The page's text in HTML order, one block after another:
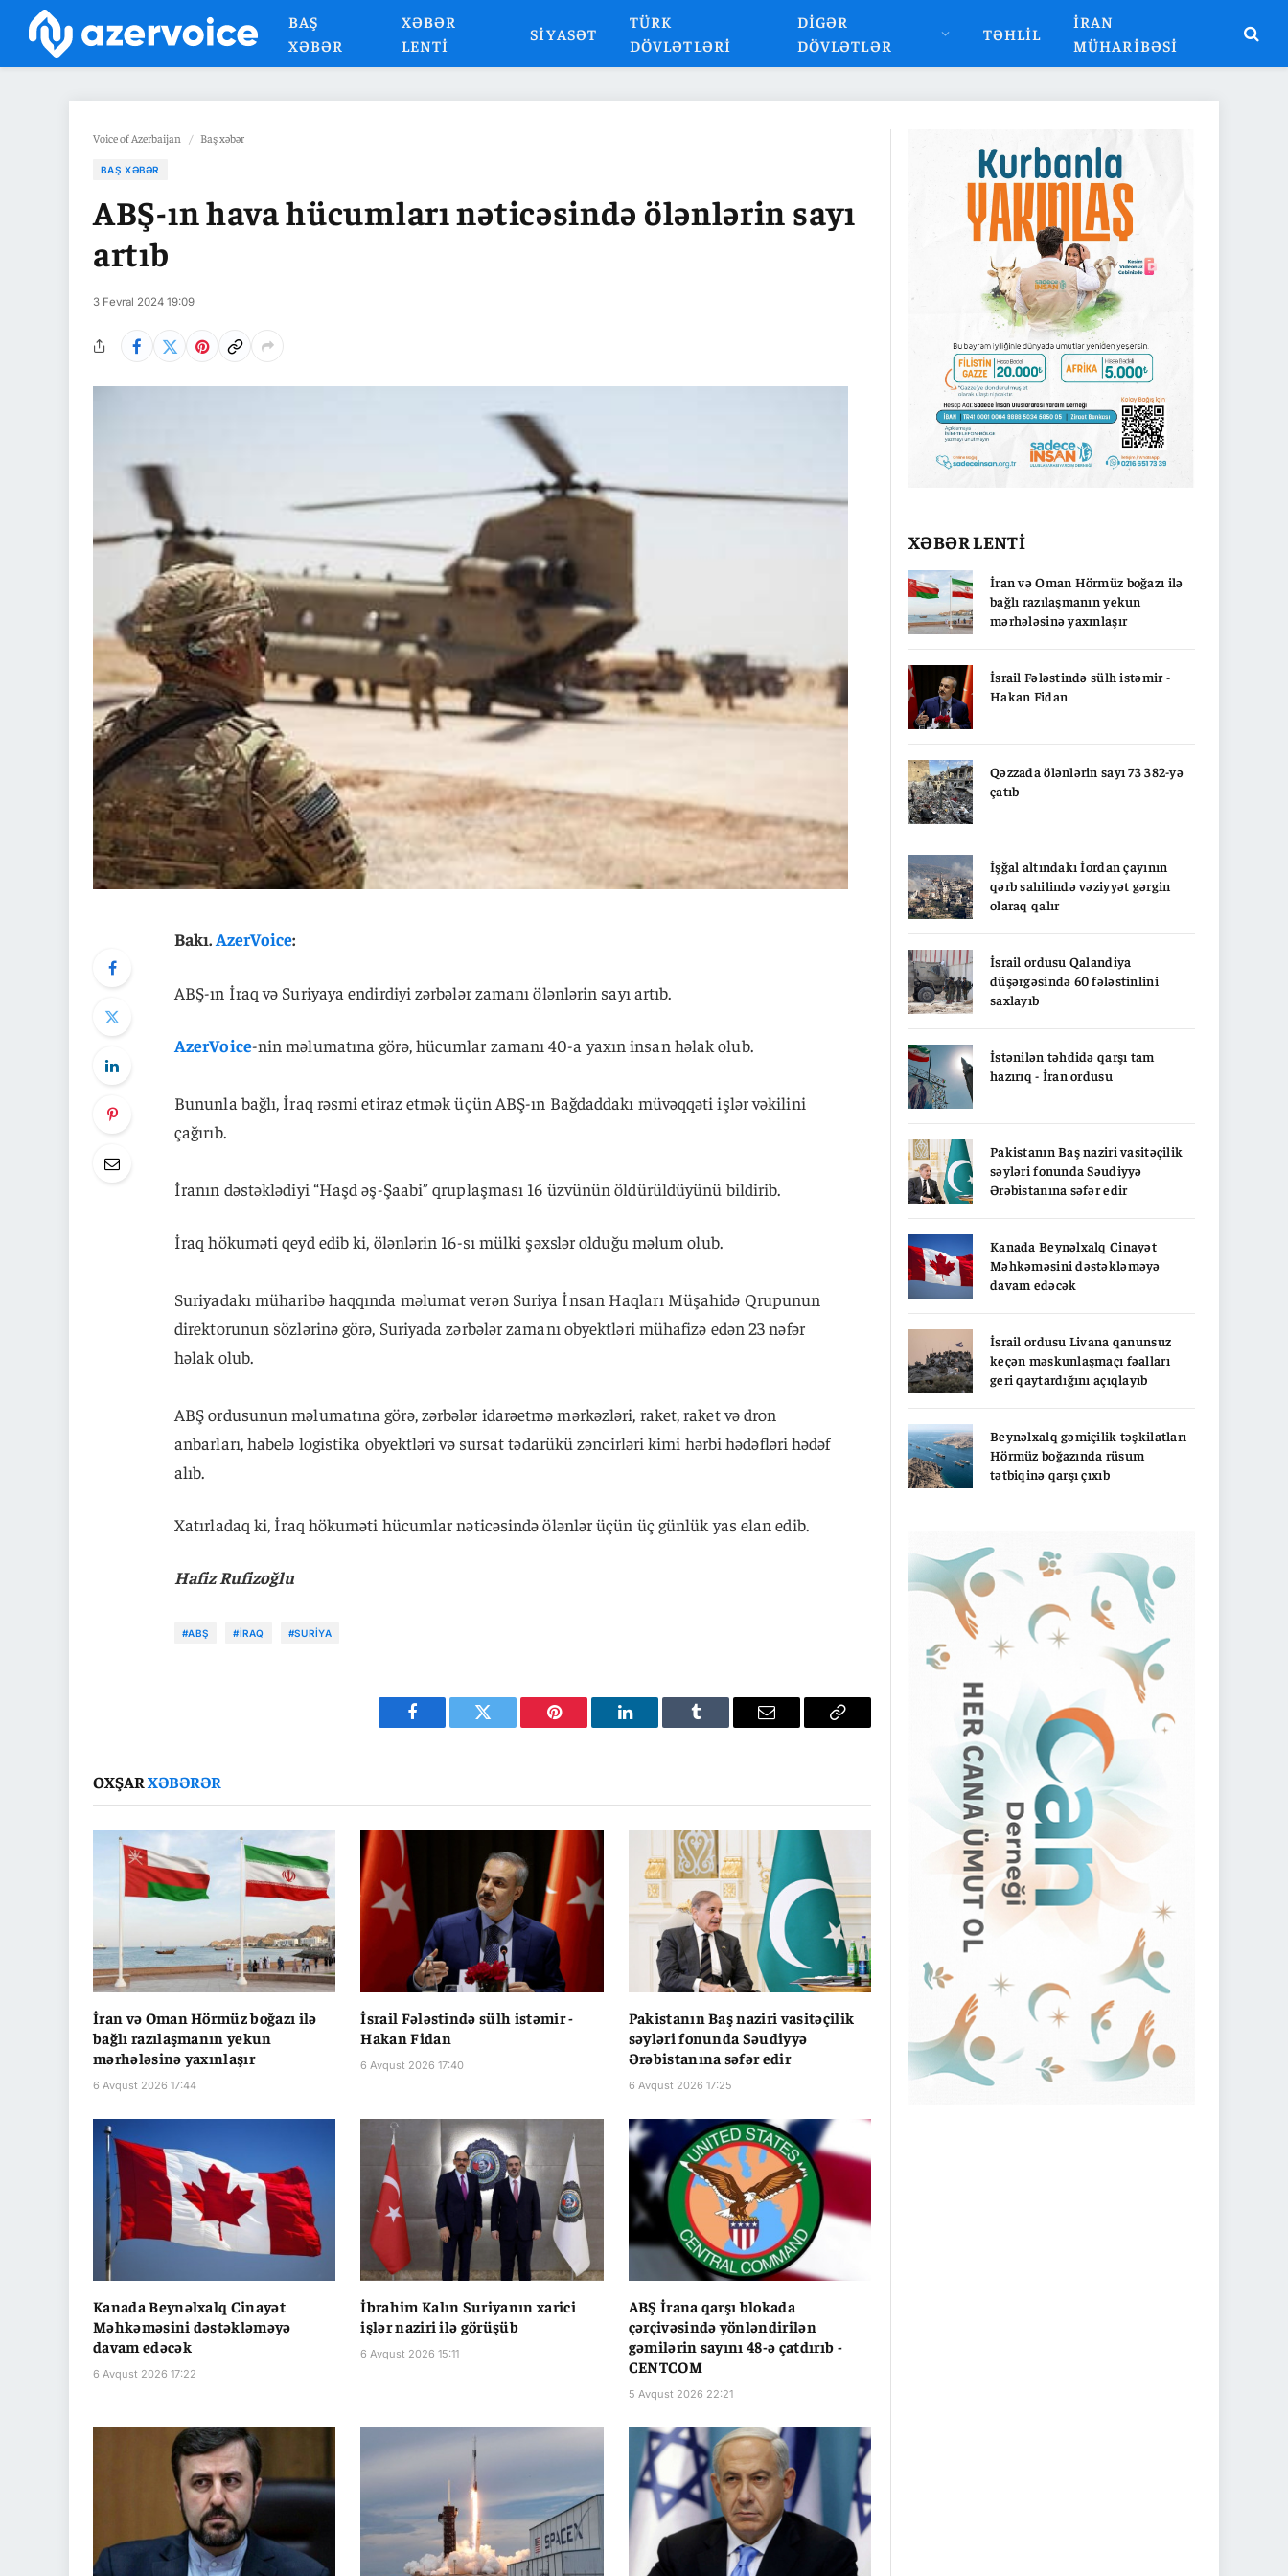
BAŞ
XƏBƏR
XƏBƏR
LENTI
SIYASƏT
TÜRK
DÖVLƏTLƏRI
DIGƏR
DÖVLƏTLƏR
TƏHLIL
İRAN
MÜHARIBƏSI
Voice of Azerbaijan / Baş xəbər
BAŞ XƏBƏR
ABŞ-ın hava hücumları nəticəsində ölənlərin sayı
artıb
3 Fevral 2024 19:09
Bakı.AzerVoice:
ABŞ-ın İraq və Suriyaya endirdiyi zərbələr zamanı ölənlərin sayı artıb.
AzerVoice-nin məlumatına görə, hücumlar zamanı 40-a yaxın insan həlak olub.
Bununla bağlı, İraq rəsmi etiraz etmək üçün ABŞ-ın Bağdaddakı müvəqqəti işlər vəkilini
çağırıb.
İranın dəstəklədiyi “Haşd əş-Şaabi” qruplaşması 16 üzvünün öldürüldüyünü bildirib.
İraq hökuməti qeyd edib ki, ölənlərin 16-sı mülki şəxslər olduğu məlum olub.
Suriyadakı müharibə haqqında məlumat verən Suriya İnsan Haqları Müşahidə Qrupunun
direktorunun sözlərinə görə, Suriyada zərbələr zamanı obyektləri mühafizə edən 23 nəfər
həlak olub.
ABŞ ordusunun məlumatına görə, zərbələr idarəetmə mərkəzləri, raket, raket və dron
anbarları, habelə logistika obyektləri və sursat tədarükü zəncirləri kimi hərbi hədəfləri hədəf
alıb.
Xatırladaq ki, İraq hökuməti hücumlar nəticəsində ölənlər üçün üç günlük yas elan edib.
Hafiz Rufizoğlu
#ABŞ #İRAQ #SURIYA
Facebook Twitter Pinterest LinkedIn Tumblr Email
Copy
OXŞARXƏBƏRƏR
İran və Oman Hörmüz boğazı ilə
bağlı razılaşmanın yekun
mərhələsinə yaxınlaşır
6 Avqust 2026 17:44
İsrail Fələstində sülh istəmir -
Hakan Fidan
6 Avqust 2026 17:40
Pakistanın Baş naziri vasitəçilik
səyləri fonunda Səudiyyə
Ərəbistanına səfər edir
6 Avqust 2026 17:25
Kanada Beynəlxalq Cinayət
Məhkəməsini dəstəkləməyə
davam edəcək
6 Avqust 2026 17:22
İbrahim Kalın Suriyanın xarici
işlər naziri ilə görüşüb
6 Avqust 2026 15:11
ABŞ İrana qarşı blokada
çərçivəsində yönləndirilən
gəmilərin sayını 48-ə çatdırıb -
CENTCOM
5 Avqust 2026 22:21
XƏBƏR LENTİ
İran və Oman Hörmüz boğazı ilə
bağlı razılaşmanın yekun
mərhələsinə yaxınlaşır
İsrail Fələstində sülh istəmir -
Hakan Fidan
Qəzzada ölənlərin sayı 73 382-yə
çatıb
İşğal altındakı İordan çayının
qərb sahilində vəziyyət gərgin
olaraq qalır
İsrail ordusu Qalandiya
düşərgəsində 60 fələstinlini
saxlayıb
İstənilən təhdidə qarşı tam
hazırıq - İran ordusu
Pakistanın Baş naziri vasitəçilik
səyləri fonunda Səudiyyə
Ərəbistanına səfər edir
Kanada Beynəlxalq Cinayət
Məhkəməsini dəstəkləməyə
davam edəcək
İsrail ordusu Livana qanunsuz
keçən məskunlaşmaçı fəalları
geri qaytardığını açıqlayıb
Beynəlxalq gəmiçilik təşkilatları
Hörmüz boğazında rüsum
tətbiqinə qarşı çıxıb